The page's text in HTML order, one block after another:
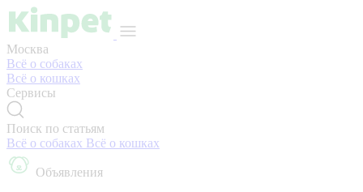
Москва
Всё о собаках
Всё о кошках
Сервисы
Поиск по статьям
Всё о собаках Всё о кошках
Объявления